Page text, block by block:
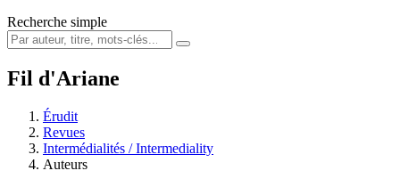
Recherche simple
Fil d'Ariane
Érudit
Revues
Intermédialités / Intermediality
Auteurs